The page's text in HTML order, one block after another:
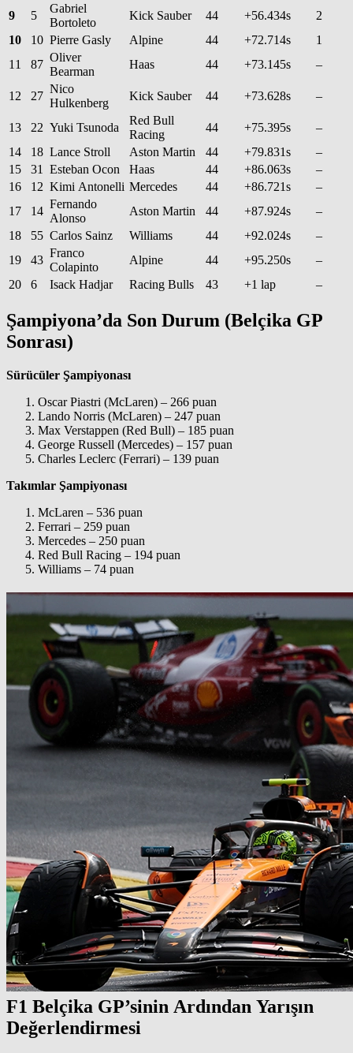
9
5
Gabriel
Bortoleto
Kick Sauber 44 +56.434s
2
10
10 Pierre Gasly Alpine 44 +72.714s
1
11
87
Oliver
Bearman
Haas 44 +73.145s –
12 27
Nico
Hulkenberg
Kick Sauber 44 +73.628s –
13 22 Yuki Tsunoda
Red Bull
Racing
44 +75.395s
–
14
18 Lance Stroll Aston Martin 44 +79.831s
–
15
31 Esteban Ocon Haas 44 +86.063s
–
16
12 Kimi Antonelli Mercedes 44 +86.721s
–
17
14
Fernando
Alonso
Aston Martin 44 +87.924s
–
18
55 Carlos Sainz Williams 44 +92.024s
–
19
43
Franco
Colapinto
Alpine 44 +95.250s
–
20
6 Isack Hadjar Racing Bulls 43 +1 lap –
Şampiyona’da Son Durum (Belçika GP
Sonrası)
Sürücüler Şampiyonası
Oscar Piastri (McLaren) – 266 puan
Lando Norris (McLaren) – 247 puan
Max Verstappen (Red Bull) – 185 puan
George Russell (Mercedes) – 157 puan
Charles Leclerc (Ferrari) – 139 puan
Takımlar Şampiyonası
McLaren – 536 puan
Ferrari – 259 puan
Mercedes – 250 puan
Red Bull Racing – 194 puan
Williams – 74 puan
F1 Belçika GP’sinin Ardından Yarışın
Değerlendirmesi